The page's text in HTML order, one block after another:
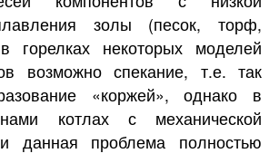
золы (песок, торф,
некоторых моделей
возможно спекание, т.е. так
«коржей», однако в
котлах с механической
данная проблема полностью